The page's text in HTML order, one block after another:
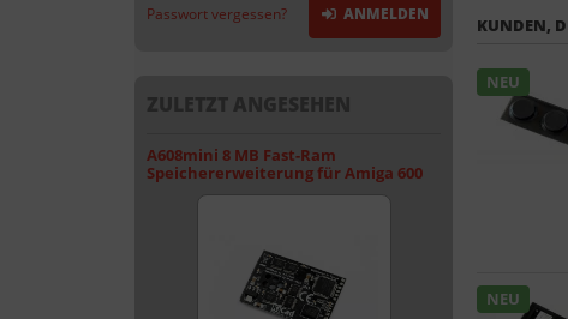
KUNDEN,
NEU
NEU
Passwort vergessen? ANMELDEN
ZULETZT ANGESEHEN
A608mini 8 MB Fast-Ram
Speichererweiterung für Amiga 600